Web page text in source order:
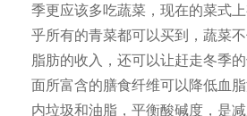
季更应该多吃蔬菜，现在的菜式
乎所有的青菜都可以买到，蔬菜
脂肪的收入，还可以让赶走冬季
面所富含的膳食纤维可以降低血
内垃圾和油脂，平衡酸碱度，是